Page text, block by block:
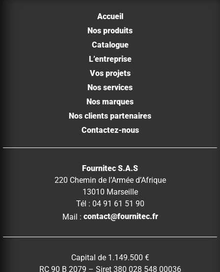
Accueil
Nos produits
Catalogue
L’entreprise
Vos projets
Nos services
Nos marques
Nos clients partenaires
Contactez-nous
Fournitec S.A.S
220 Chemin de l’Armée d’Afrique
13010 Marseille
Tél : 04 91 61 51 90
Mail : contact@fournitec.fr
Capital de 1.149.500 €
RC 90 B 2079 – Siret 380 028 548 00036